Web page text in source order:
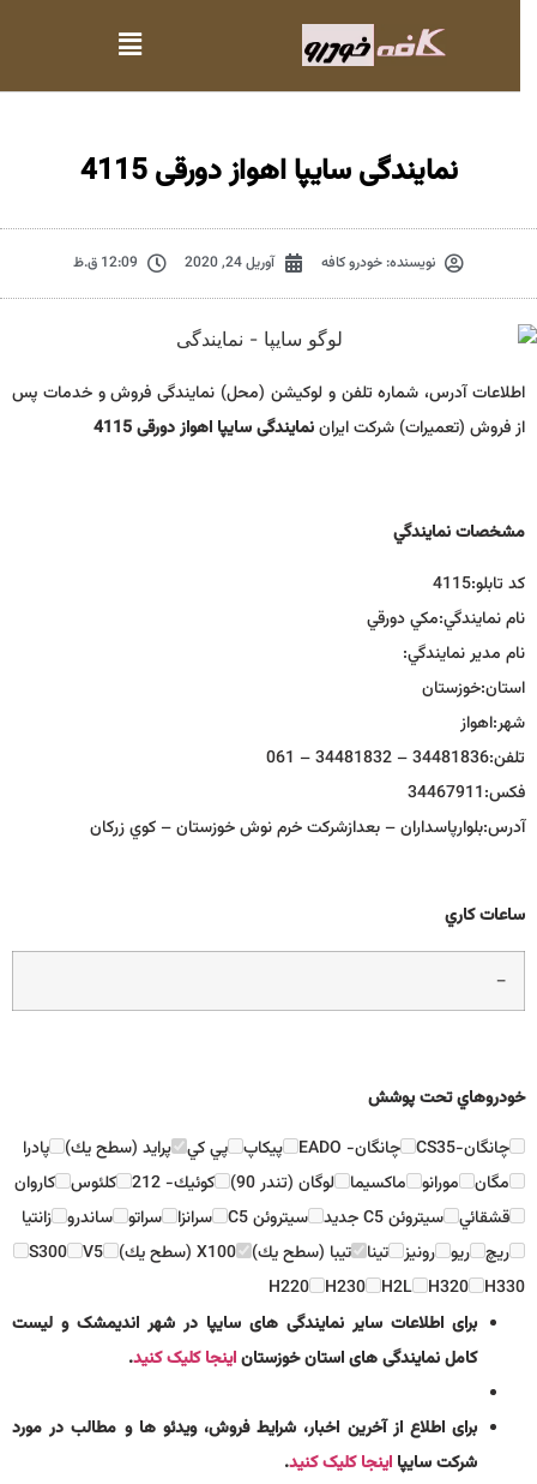
نمایندگی سایپا اهواز دورقی 4115
نویسنده:خودرو کافه آوریل 24, 2020 12:09 ق.ظ
اطلاعات آدرس، شماره تلفن و لوکیشن (محل) نمایندگی فروش و خدمات پس
از فروش (تعمیرات) شرکت ایراننمایندگی سایپا اهواز دورقی 4115
مشخصات نمايندگي
كد تابلو:4115
نام نمايندگي:مكي دورقي
نام مدير نمايندگي:
استان:خوزستان
شهر:اهواز
تلفن:34481836 – 34481832 – 061
فكس:34467911
آدرس:بلوارپاسداران – بعدازشركت خرم نوش خوزستان – كوي زركان
ساعات كاري
–
خودروهاي تحت پوشش
چانگان-CS35
چانگان- EADO پيكاپ پي كي پرايد (سطح يك) پادرا
مگان مورانو ماكسيما لوگان (تندر 90) كوئيك- 212 كلئوس كاروان
قشقائي سيتروئن C5 جديد سيتروئن C5 سرانزا سراتو ساندرو زانتيا
ريچ ريو رونيز تينا تيبا (سطح يك) X100 (سطح يك) V5
S300
H330
H320
H2L
H230
H220
برای اطلاعات سایر نمایندگی های سایپا در شهر اندیمشک و لیست
کامل نمایندگی های استان خوزستاناینجا کلیک کنید.
برای اطلاع از آخرین اخبار، شرایط فروش، ویدئو ها و مطالب در مورد
شرکت سایپااینجا کلیک کنید.